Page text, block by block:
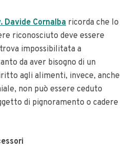
Davide Cornalba ricorda che lo
riconosciuto deve essere
impossibilitata a
da aver bisogno di un
agli alimenti, invece, anche
non può essere ceduto
di pignoramento o cadere